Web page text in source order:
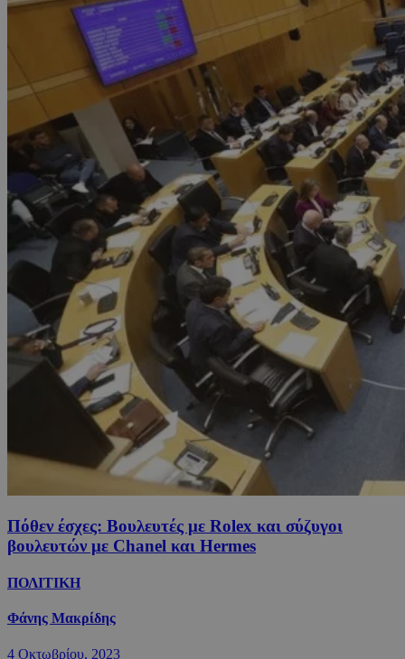
Πόθεν έσχες: Βουλευτές με Rolex και σύζυγοι
βουλευτών με Chanel και Hermes
ΠΟΛΙΤΙΚΗ
Φάνης Μακρίδης
4 Οκτωβρίου, 2023